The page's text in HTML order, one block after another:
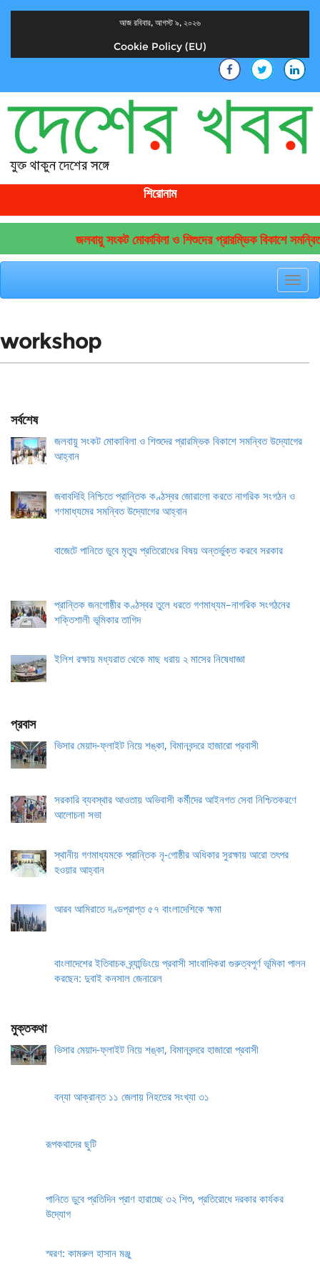
আজ রবিবার, আগস্ট ৯, ২০২৬
Cookie Policy (EU)
শিরোনাম
জলবায়ু সংকট মোকাবিলা ও শিশুদের প্রারম্ভিক বিকাশে
workshop
সর্বশেষ
জলবায়ু সংকট মোকাবিলা ও শিশুদের প্রারম্ভিক বিকাশে সমন্বিত উদ্যোগের
আহ্বান
জবাবদিহি নিশ্চিতে প্রান্তিক কণ্ঠস্বর জোরালো করতে নাগরিক সংগঠন ও
গণমাধ্যমের সমন্বিত উদ্যোগের আহ্বান
বাজেটে পানিতে ডুবে মৃত্যু প্রতিরোধের বিষয় অন্তর্ভুক্ত করবে সরকার
প্রান্তিক জনগোষ্ঠীর কণ্ঠস্বর তুলে ধরতে গণমাধ্যম–নাগরিক সংগঠনের
শক্তিশালী ভূমিকার তাগিদ
ইলিশ রক্ষায় মধ্যরাত থেকে মাছ ধরায় ২ মাসের নিষেধাজ্ঞা
প্রবাস
ভিসার মেয়াদ-ফ্লাইট নিয়ে শঙ্কা, বিমানবন্দরে হাজারো প্রবাসী
সরকারি ব্যবস্থার আওতায় অভিবাসী কর্মীদের আইনগত সেবা নিশ্চিতকরণে
আলোচনা সভা
স্থানীয় গণমাধ্যমকে প্রান্তিক নৃ-গোষ্ঠীর অধিকার সুরক্ষায় আরো তৎপর
হওয়ার আহ্বান
আরব আমিরাতে দণ্ডপ্রাপ্ত ৫৭ বাংলাদেশিকে ক্ষমা
বাংলাদেশের ইতিবাচক ব্র্যান্ডিংয়ে প্রবাসী সাংবাদিকরা গুরুত্বপূর্ণ ভূমিকা পালন
করছেন: দুবাই কনসাল জেনারেল
মুক্তকথা
ভিসার মেয়াদ-ফ্লাইট নিয়ে শঙ্কা, বিমানবন্দরে হাজারো প্রবাসী
বন্যা আক্রান্ত ১১ জেলায় নিহতের সংখ্যা ৩১
রূপকথাদের ছুটি
পানিতে ডুবে প্রতিদিন প্রাণ হারাচ্ছে ৩২ শিশু, প্রতিরোধে দরকার কার্যকর
উদ্যোগ
স্মরণ: কামরুল হাসান মঞ্জু